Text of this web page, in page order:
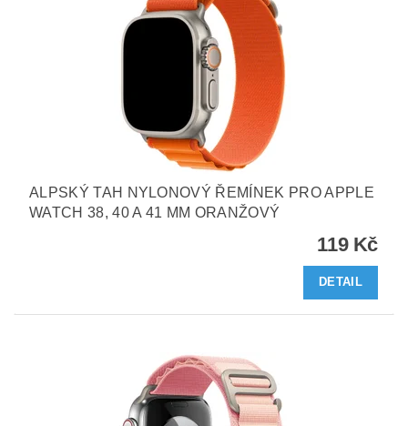
ALPSKÝ TAH NYLONOVÝ ŘEMÍNEK PRO APPLE
WATCH 38, 40 A 41 MM ORANŽOVÝ
119 Kč
DETAIL